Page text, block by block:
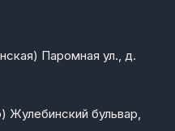
Паромная ул., д.
бульвар,